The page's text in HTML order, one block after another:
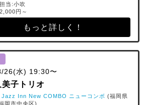
当:小吹
円～
もっと詳しく！
26(水) 19:30〜
子トリオ
Jazz Inn New COMBO ニューコンボ (福岡県
岡市中央区)